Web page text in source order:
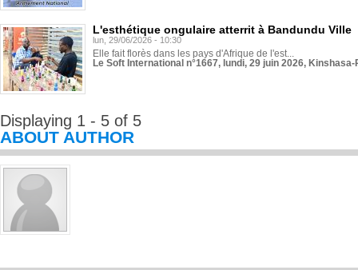
L'esthétique ongulaire atterrit à Bandundu Ville
lun, 29/06/2026 - 10:30
Elle fait florès dans les pays d'Afrique de l'est...
Le Soft International n°1667, lundi, 29 juin 2026,
Displaying 1 - 5 of 5
ABOUT AUTHOR